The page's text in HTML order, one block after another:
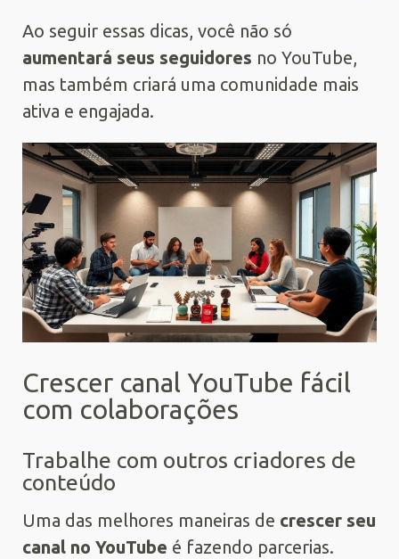
Ao seguir essas dicas, você não só
aumentará seus seguidores no YouTube,
mas também criará uma comunidade mais
ativa e engajada.
Crescer canal YouTube fácil
com colaborações
Trabalhe com outros criadores de
conteúdo
Uma das melhores maneiras de crescer seu
canal no YouTube é fazendo parcerias.